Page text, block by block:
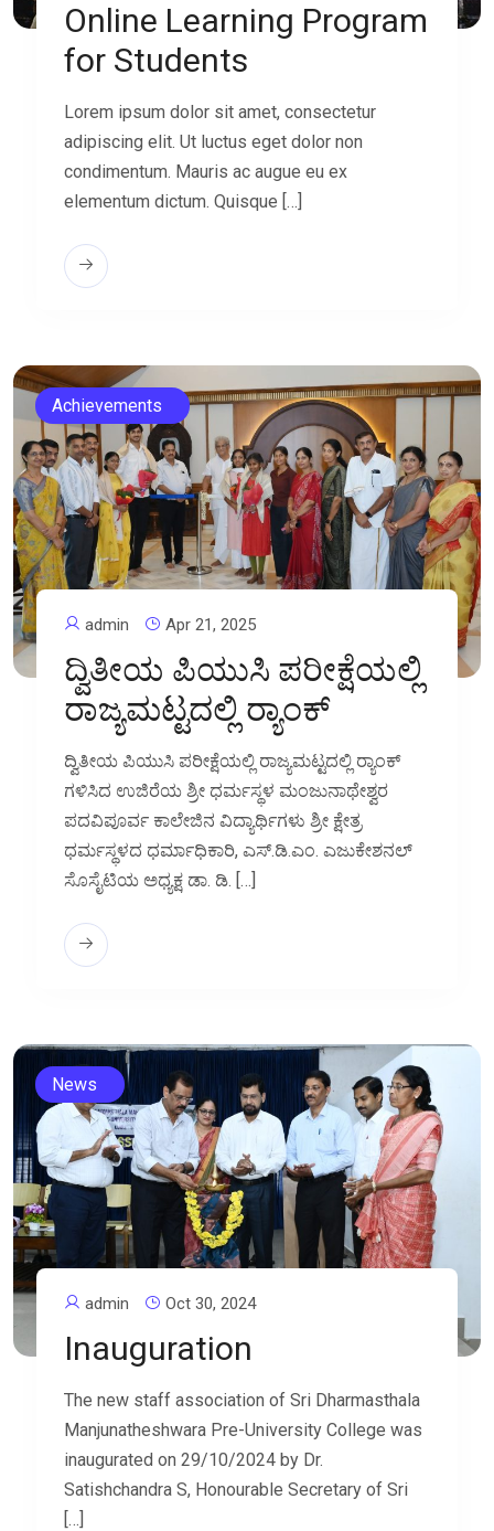
Online Learning Program
for Students
Lorem ipsum dolor sit amet, consectetur
adipiscing elit. Ut luctus eget dolor non
condimentum. Mauris ac augue eu ex
elementum dictum. Quisque […]
Achievements
admin Apr 21, 2025
ದ್ವಿತೀಯ ಪಿಯುಸಿ ಪರೀಕ್ಷೆಯಲ್ಲಿ
ರಾಜ್ಯಮಟ್ಟದಲ್ಲಿ ರ‍್ಯಾಂಕ್
ದ್ವಿತೀಯ ಪಿಯುಸಿ ಪರೀಕ್ಷೆಯಲ್ಲಿ ರಾಜ್ಯಮಟ್ಟದಲ್ಲಿ ರ‍್ಯಾಂಕ್
ಗಳಿಸಿದ ಉಜಿರೆಯ ಶ್ರೀ ಧರ್ಮಸ್ಥಳ ಮಂಜುನಾಥೇಶ್ವರ
ಪದವಿಪೂರ್ವ ಕಾಲೇಜಿನ ವಿದ್ಯಾರ್ಥಿಗಳು ಶ್ರೀ ಕ್ಷೇತ್ರ
ಧರ್ಮಸ್ಥಳದ ಧರ್ಮಾಧಿಕಾರಿ, ಎಸ್.ಡಿ.ಎಂ. ಎಜುಕೇಶನಲ್
ಸೊಸೈಟಿಯ ಅಧ್ಯಕ್ಷ ಡಾ. ಡಿ. […]
News
admin Oct 30, 2024
Inauguration
The new staff association of Sri Dharmasthala
Manjunatheshwara Pre-University College was
inaugurated on 29/10/2024 by Dr.
Satishchandra S, Honourable Secretary of Sri
[…]